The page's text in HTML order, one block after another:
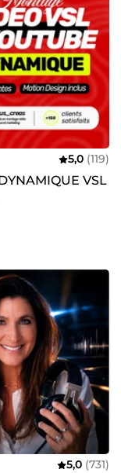
5,0 (119)
VSL
5,0 (731)